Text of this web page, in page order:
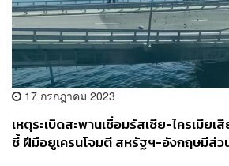
17 กรกฎาคม 2023
เหตุระเบิดสะพานเชื่อมรัสเซีย-ไครเมียเ
ชี้ ฝีมือยูเครนโจมตี สหรัฐฯ-อังกฤษมีส่ว